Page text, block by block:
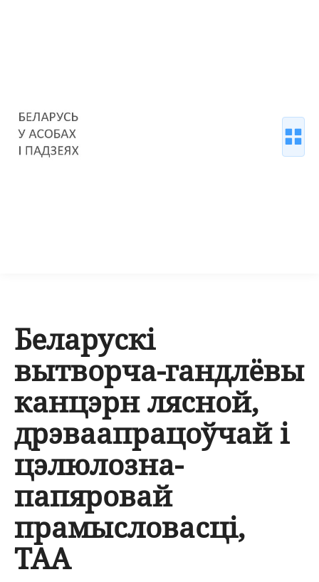
Беларускі
вытворча-гандлёвы
канцэрн лясной,
дрэваапрацоўчай і
цэлюлозна-
папяровай
прамысловасці,
ТАА